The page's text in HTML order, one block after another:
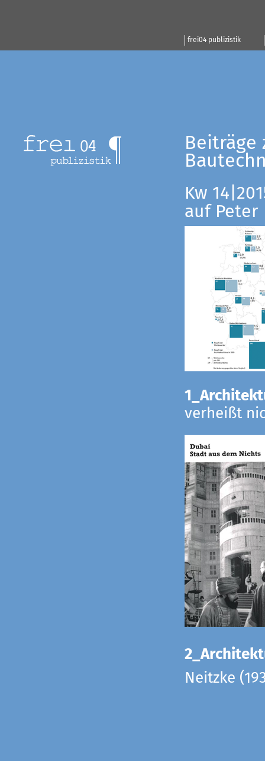
frei04 publizistik
Beiträge
Kw
auf Peter
verheißt
Neitzke